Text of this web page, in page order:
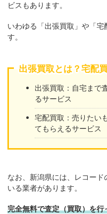
ビスもあります。
いわゆる「出張買取」や「
す。
出張買取とは？宅配
出張買取：自宅まで
るサービス
宅配買取：売りたい
てもらえるサービス
なお、新潟県には、レコー
いる業者があります。
完全無料で査定（買取）を